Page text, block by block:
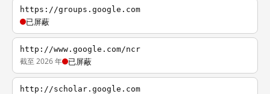
https://groups.google.com
已屏蔽
http://www.google.com/ncr
截至 2026 年 已屏蔽
http://scholar.google.com